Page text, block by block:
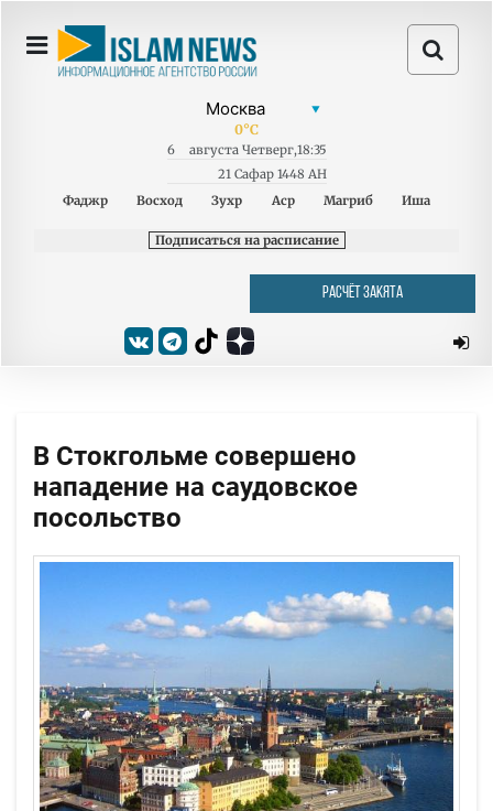
0°C
6 августа Четверг,18:35
21 Сафар 1448 AH
Фаджр
Восход Зухр Аср Магриб Иша
Подписаться на расписание
РАСЧЁТ ЗАКЯТА
В Стокгольме совершено
нападение на саудовское
посольство